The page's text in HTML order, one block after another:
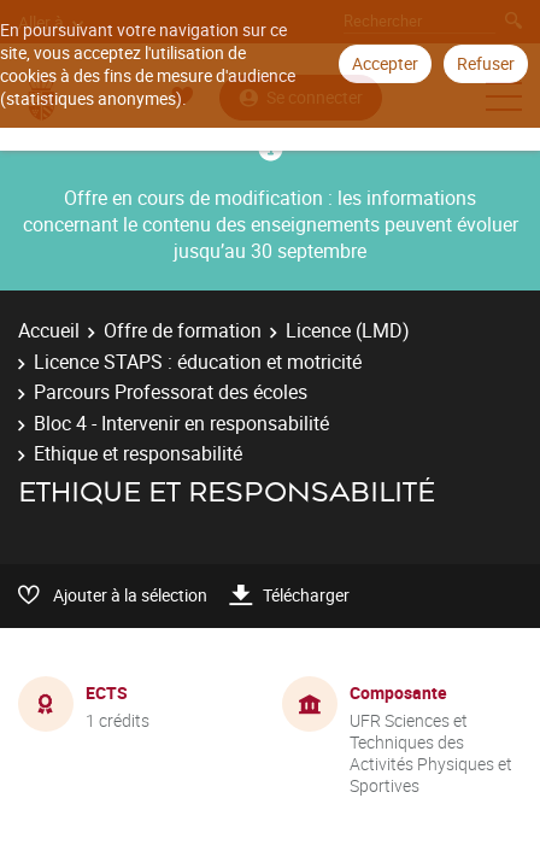
En poursuivant votre navigation sur ce
site, vous acceptez l'utilisation de
cookies à des fins de mesure d'audience
(statistiques anonymes).
Accepter Refuser
Aller à
Se connecter
Offre en cours de modification : les informations
concernant le contenu des enseignements peuvent évoluer
jusqu’au 30 septembre
Accueil Offre de formation
Licence (LMD)
Licence STAPS : éducation et motricité
Parcours Professorat des écoles
Bloc 4 - Intervenir en responsabilité
Ethique et responsabilité
ETHIQUE ET RESPONSABILITÉ
Ajouter à la sélection Télécharger
ECTS
1 crédits
Composante
UFR Sciences et
Techniques des
Activités Physiques et
Sportives